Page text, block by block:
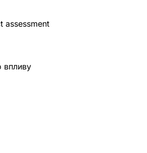
assessment
впливу